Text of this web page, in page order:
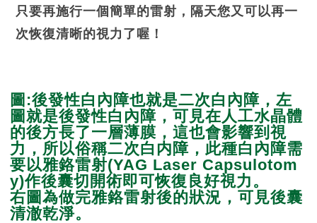
只要再施行一個簡單的雷射，隔天您又可以再一
次恢復清晰的視力了喔！
圖:後發性白內障也就是二次白內障，左
圖就是後發性白內障，可見在人工水晶體
的後方長了一層薄膜，這也會影響到視
力，所以俗稱二次白内障，此種白內障需
要以雅鉻雷射(YAG Laser Capsulotom
y)作後囊切開術即可恢復良好視力。
右圖為做完雅鉻雷射後的狀況，可見後囊
清澈乾淨。